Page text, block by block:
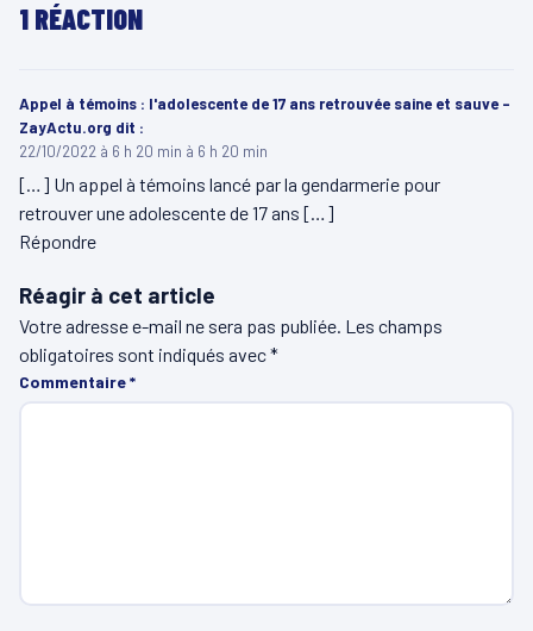
1 RÉACTION
Appel à témoins : l'adolescente de 17 ans retrouvée saine et sauve -
ZayActu.org dit :
22/10/2022 à 6 h 20 min à 6 h 20 min
[…] Un appel à témoins lancé par la gendarmerie pour
retrouver une adolescente de 17 ans […]
Répondre
Réagir à cet article
Votre adresse e-mail ne sera pas publiée. Les champs
obligatoires sont indiqués avec*
Commentaire*